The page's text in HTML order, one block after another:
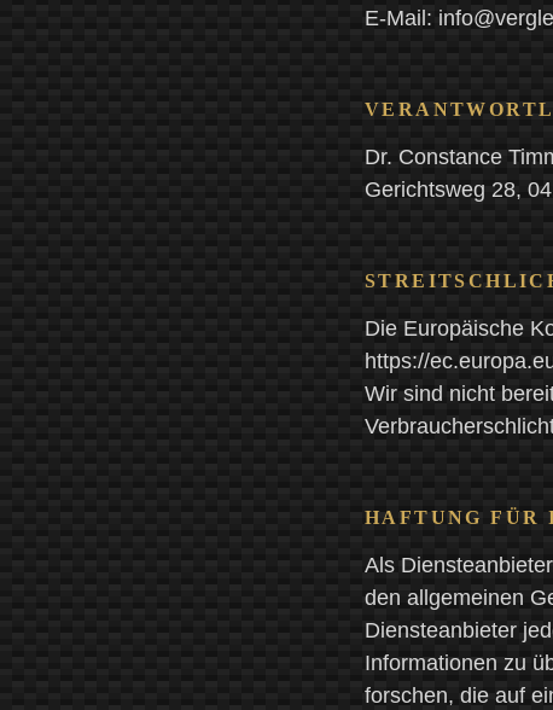
E-Mail:
Dr. Constance
Gerichtsweg 28,
Die Europäische
https://
Wir sind nicht
HAFTUNG FÜR
Als
den allgemeinen
Diensteanbieter
Informationen zu
forschen, die auf